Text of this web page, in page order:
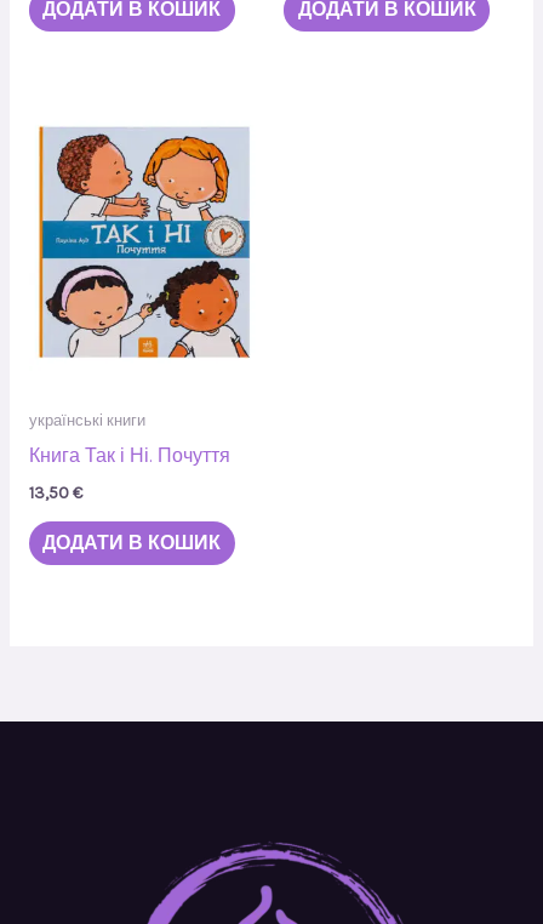
ДОДАТИ В КОШИК ДОДАТИ В КОШИК
українські книги
Книга Так і Ні. Почуття
13,50€
ДОДАТИ В КОШИК